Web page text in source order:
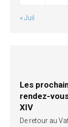
« Juil
Les
rendez-
XIV
De retour au